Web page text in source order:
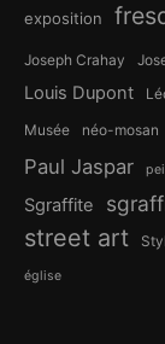
exposition
Joseph Crahay
Louis Dupont
Musée néo-mosan
Paul Jaspar
Sgraffite
street art
église